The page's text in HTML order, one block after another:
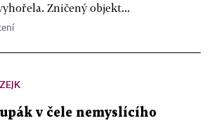
Zničený objekt...
v čele nemyslícího